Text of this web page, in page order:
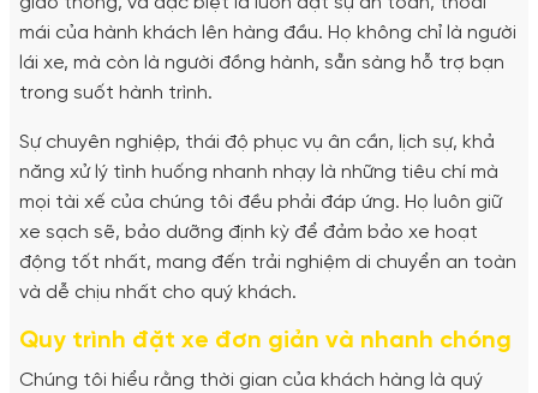
mái của hành khách lên hàng đầu. Họ không chỉ là người
lái xe, mà còn là người đồng hành, sẵn sàng hỗ trợ bạn
trong suốt hành trình.
Sự chuyên nghiệp, thái độ phục vụ ân cần, lịch sự, khả
năng xử lý tình huống nhanh nhạy là những tiêu chí mà
mọi tài xế của chúng tôi đều phải đáp ứng. Họ luôn giữ
xe sạch sẽ, bảo dưỡng định kỳ để đảm bảo xe hoạt
động tốt nhất, mang đến trải nghiệm di chuyển an toàn
và dễ chịu nhất cho quý khách.
Quy trình đặt xe đơn giản và nhanh chóng
Chúng tôi hiểu rằng thời gian của khách hàng là quý